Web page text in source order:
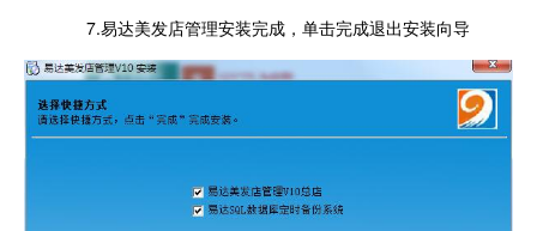
7.易达美发店管理安装完成，单击完成退出安装向导